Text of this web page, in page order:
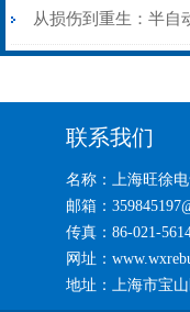
艺基石
电缆热补机智能控温
从损伤到重生：半自
联系我们
名称：上海旺徐
邮箱：
传真：86-021-
网址：
地址：上海市宝